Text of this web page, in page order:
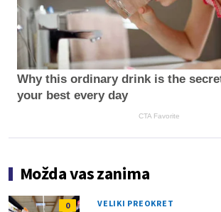
Why this ordinary drink is the
your best every day
CTA Favorite
Možda vas zanima
0 VELIKI PREOKRET